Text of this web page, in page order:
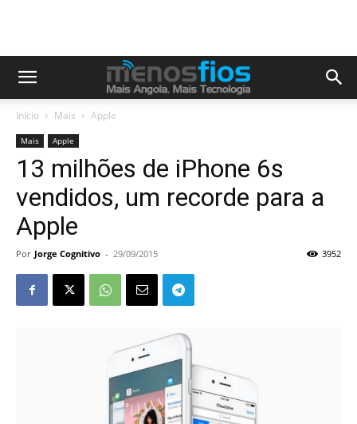
Início Mais Apple
Mais Apple
13 milhões de iPhone 6s
vendidos, um recorde para a
Apple
Por Jorge Cognitivo - 29/09/2015 3952